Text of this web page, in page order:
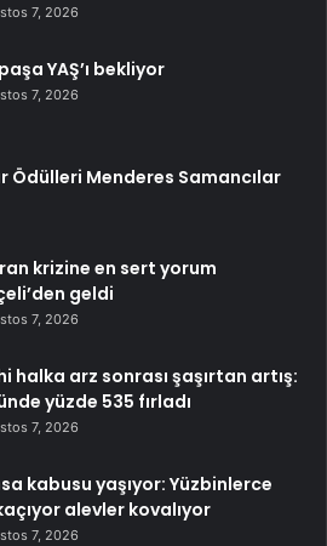
7, 2026
YAŞ’ı bekliyor
7, 2026
Ödülleri Menderes Samancılar
krizine en sert yorum
geldi
7, 2026
halka arz sonrası şaşırtan artış:
yüzde 535 fırladı
7, 2026
kabusu yaşıyor: Yüzbinlerce
alevler kovalıyor
7, 2026